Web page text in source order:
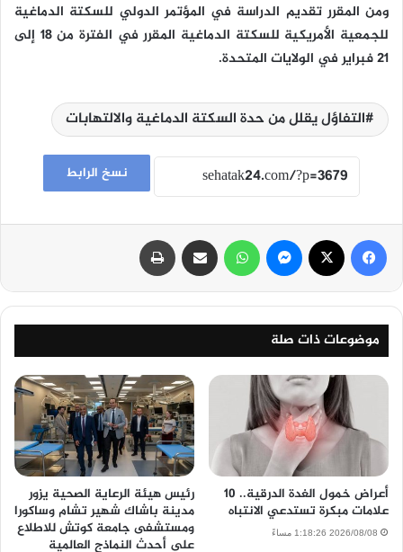
ومن المقرر تقديم الدراسة في المؤتمر الدولي للسكتة الدماغية
للجمعية الأمريكية للسكتة الدماغية المقرر في الفترة من 18 إلى
21 فبراير في الولايات المتحدة.
التفاؤل يقلل من حدة السكتة الدماغية والالتهابات
نسخ الرابط
فيسبوك ماسنجر واتساب مشاركة عبر البريد
موضوعات ذات صلة
أعراض خمول الغدة الدرقية.. 10
علامات مبكرة تستدعي الانتباه
2026/08/08 1:18:26 مساءً
رئيس هيئة الرعاية الصحية يزور
مدينة باشاك شهير تشام وساكورا
ومستشفى جامعة كوتش للاطلاع
على أحدث النماذج العالمية